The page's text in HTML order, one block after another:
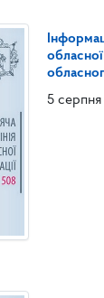
5 серпня